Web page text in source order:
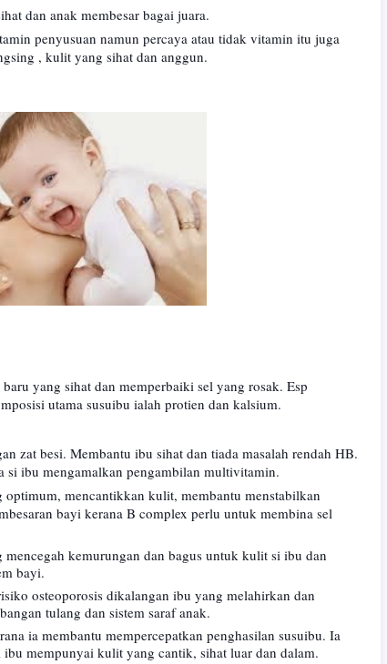
dan anak membesar bagai juara.
penyusuan namun percaya atau tidak vitamin itu juga
, kulit yang sihat dan anggun.
yang sihat dan memperbaiki sel yang rosak. Esp
utama susuibu ialah protien dan kalsium.
zat besi. Membantu ibu sihat dan tiada masalah rendah HB.
si ibu mengamalkan pengambilan multivitamin.
optimum, mencantikkan kulit, membantu menstabilkan
bayi kerana B complex perlu untuk membina sel
kemurungan dan bagus untuk kulit si ibu dan
bayi.
osteoporosis dikalangan ibu yang melahirkan dan
tulang dan sistem saraf anak.
ia membantu mempercepatkan penghasilan susuibu. Ia
mempunyai kulit yang cantik, sihat luar dan dalam.